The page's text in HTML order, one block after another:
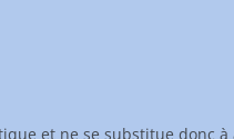
et ne se substitue donc